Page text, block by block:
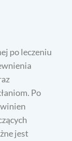
po leczeniu
Po
jest